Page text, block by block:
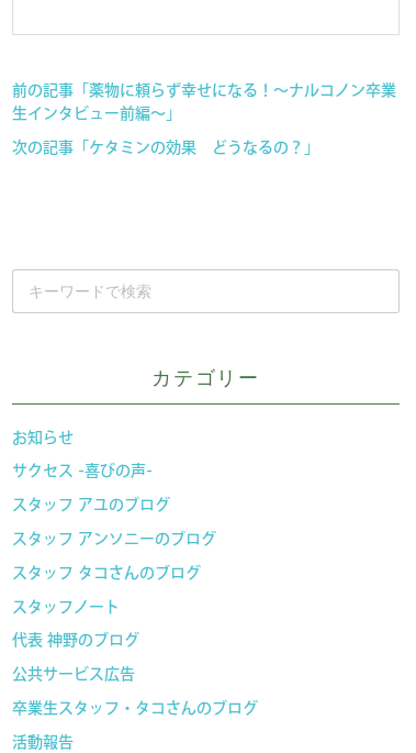
前の記事「薬物に頼らず幸せになる！～ナルコノン卒業
生インタビュー前編～」
次の記事「ケタミンの効果 どうなるの？」
カテゴリー
お知らせ
サクセス -喜びの声-
スタッフ アユのブログ
スタッフ アンソニーのブログ
スタッフ タコさんのブログ
スタッフノート
代表 神野のブログ
公共サービス広告
卒業生スタッフ・タコさんのブログ
活動報告